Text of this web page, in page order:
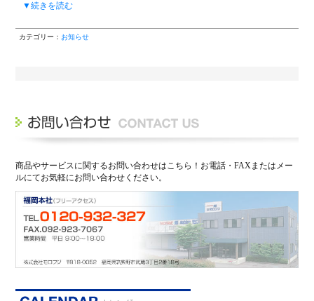
▼続きを読む
カテゴリー： お知らせ
商品やサービスに関するお問い合わせはこちら！お電話・FAXまたはメー
ルにてお気軽にお問い合わせください。